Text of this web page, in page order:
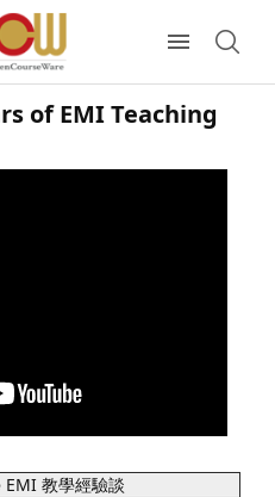
of EMI Teaching
教學經驗談